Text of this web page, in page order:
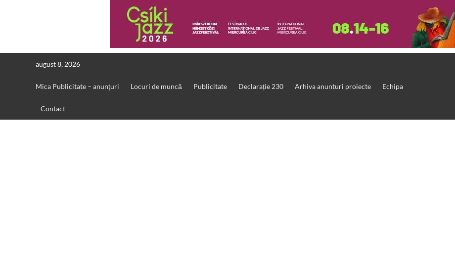
august 8, 2026
Mica Publicitate – anunțuri Locuri de muncă Publicitate Declarație 230 Arhiva anunturi proiecte Echipa
Contact